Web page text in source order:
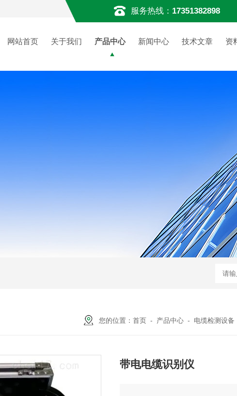
服务热线： 17351382898
网站首页 关于我们 产品中心 新闻中心 技术文章 资
您的位置： 首页 - 产品中心 - 电缆检测设备
带电电缆识别仪